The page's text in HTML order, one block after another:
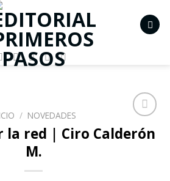
Añadir
a la
/ NOVEDADES
la red | Ciro Calderón
M.